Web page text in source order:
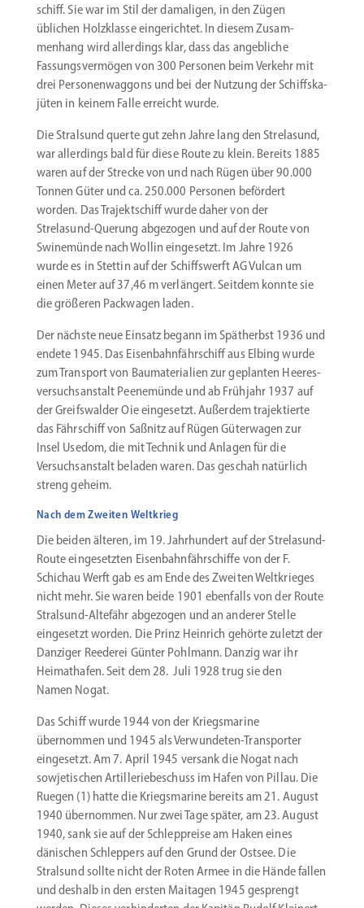
schiff. Sie war im Stil der damaligen, in den Zügen
üblichen Holzklasse einge­richtet. In diesem Zusam­
menhang wird aller­dings klar, dass das angeb­liche
Fassungs­ver­mögen von 300 Personen beim Verkehr mit
drei Perso­nen­waggons und bei der Nutzung der Schiffs­ka­
jüten in keinem Falle erreicht wurde.
Die Stralsund querte gut zehn Jahre lang den Strelasund,
war aller­dings bald für diese Route zu klein. Bereits 1885
waren auf der Strecke von und nach Rügen über 90.000
Tonnen Güter und ca. 250.000 Personen befördert
worden. Das Trajekt­schiff wurde daher von der
Strelasund-Querung abgezogen und auf der Route von
Swine­münde nach Wollin einge­setzt. Im Jahre 1926
wurde es in Stettin auf der Schiffs­werft AG Vulcan um
einen Meter auf 37,46 m verlängert. Seitdem konnte sie
die größeren Packwagen laden.
Der nächste neue Einsatz begann im Spätherbst 1936 und
endete 1945. Das ­Eisen­bahn­fähr­schiff aus Elbing wurde
zum Transport von Bauma­te­rialien zur geplanten Heeres­
ver­suchs­an­stalt Peene­münde und ab Frühjahr 1937 auf
der Greifs­walder Oie einge­setzt. Außerdem trajek­tierte
das Fährschiff von Saßnitz auf Rügen Güter­wagen zur
Insel Usedom, die mit Technik und Anlagen für die
Versuchs­an­stalt beladen waren. Das geschah natürlich
streng geheim.
Nach dem Zweiten Weltkrieg
Die beiden älteren, im 19. Jahrhundert auf der Strelasund-
Route einge­setzten Eisen­bahn­fähr­schiffe von der F.
Schichau Werft gab es am Ende des Zweiten Weltkrieges
nicht mehr. Sie waren beide 1901 ebenfalls von der Route
Stralsund-Altefähr abgezogen und an anderer Stelle
einge­setzt worden. Die Prinz Heinrich gehörte zuletzt der
Danziger Reederei Günter Pohlmann. Danzig war ihr
Heimat­hafen. Seit dem 28. Juli 1928 trug sie den
Namen Nogat.
Das Schiff wurde 1944 von der Kriegs­marine
übernommen und 1945 als Verwundeten-Transporter
einge­setzt. Am 7. April 1945 versank die Nogat nach
sowje­ti­schen Artil­le­rie­be­schuss im Hafen von Pillau. Die
Ruegen (1) hatte die Kriegs­marine bereits am 21. August
1940 übernommen. Nur zwei Tage später, am 23. August
1940, sank sie auf der Schlep­preise am Haken eines
dänischen Schleppers auf den Grund der Ostsee. Die
Stralsund sollte nicht der Roten Armee in die Hände fallen
und deshalb in den ersten Maitagen 1945 gesprengt